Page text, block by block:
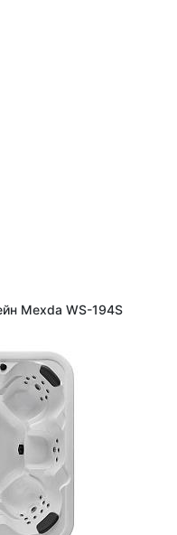
Mexda WS-194S